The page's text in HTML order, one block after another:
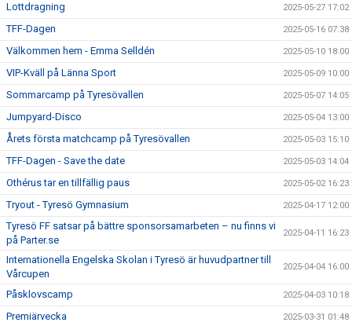
Lottdragning 2025-05-27 17:02
TFF-Dagen 2025-05-16 07:38
Välkommen hem - Emma Selldén 2025-05-10 18:00
VIP-Kväll på Länna Sport 2025-05-09 10:00
Sommarcamp på Tyresövallen 2025-05-07 14:05
Jumpyard-Disco 2025-05-04 13:00
Årets första matchcamp på Tyresövallen 2025-05-03 15:10
TFF-Dagen - Save the date 2025-05-03 14:04
Othérus tar en tillfällig paus 2025-05-02 16:23
Tryout - Tyresö Gymnasium 2025-04-17 12:00
Tyresö FF satsar på bättre sponsorsamarbeten – nu finns vi
på Parter.se
2025-04-11 16:23
Internationella Engelska Skolan i Tyresö är huvudpartner till
Vårcupen
2025-04-04 16:00
Påsklovscamp 2025-04-03 10:18
Premiärvecka 2025-03-31 01:48